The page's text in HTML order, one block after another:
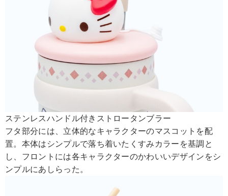
ステンレスハンドル付きストロータンブラー
フタ部分には、立体的なキャラクターのマスコットを配
置。本体はシンプルで落ち着いたくすみカラーを基調と
し、フロントには各キャラクターのかわいいデザインをシ
ンプルにあしらった。